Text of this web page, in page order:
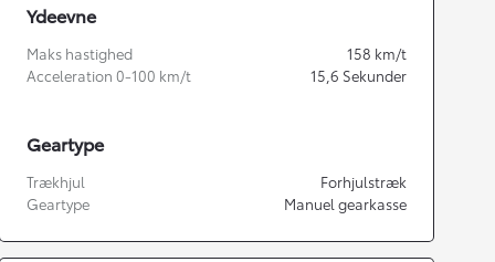
Ydeevne
Maks hastighed 158 km/t
Acceleration 0-100 km/t
15,6 Sekunder
Geartype
Trækhjul
Forhjulstræk
Geartype
Manuel gearkasse